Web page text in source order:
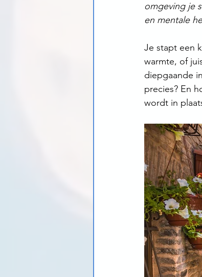
omgeving je
en mentale
Je stapt een
warmte, of
diepgaande
precies? En
wordt in